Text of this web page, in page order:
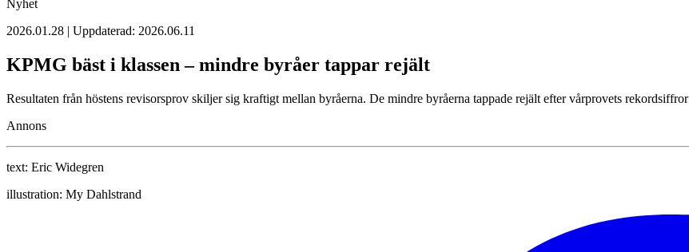
Nyhet
2026.01.28 | Uppdaterad: 2026.06.11
KPMG bäst i klassen – mindre byråer tappar rejält
Resultaten från höstens revisorsprov skiljer sig kraftigt mellan byråerna. De mindre byråerna tappade rejält efter vårprovets
Annons
text: Eric Widegren
illustration: My Dahlstrand